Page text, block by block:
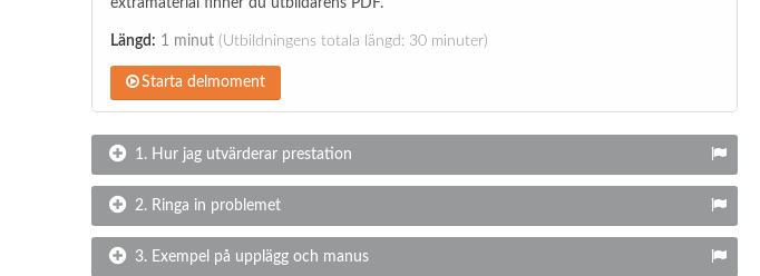
extramaterial finner du utbildarens PDF.
Längd: 1 minut (Utbildningens totala längd: 30 minuter)
Starta delmoment
1. Hur jag utvärderar prestation
2. Ringa in problemet
3. Exempel på upplägg och manus